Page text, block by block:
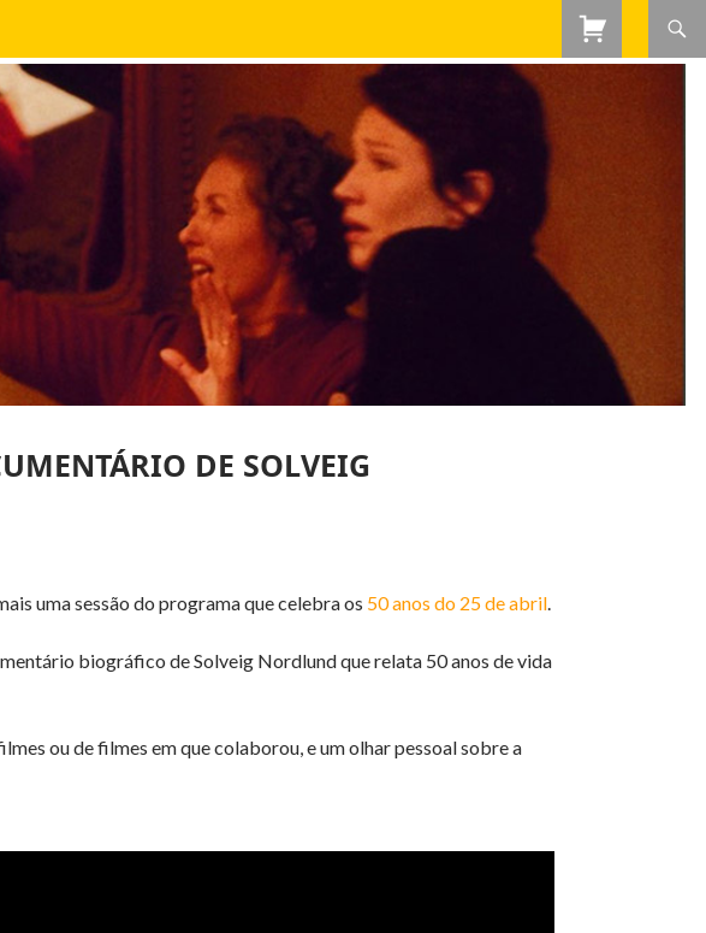
DE SOLVEIG
uma sessão do programa que celebra os 50 anos do 25 de abril.
biográfico de Solveig Nordlund que relata 50 anos de vida
ou de filmes em que colaborou, e um olhar pessoal sobre a